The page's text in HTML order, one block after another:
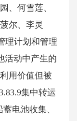
、何雪莲、
尔、李灵
理计划和管理
活动中产生的
用价值但被
集中转运
电池收集、